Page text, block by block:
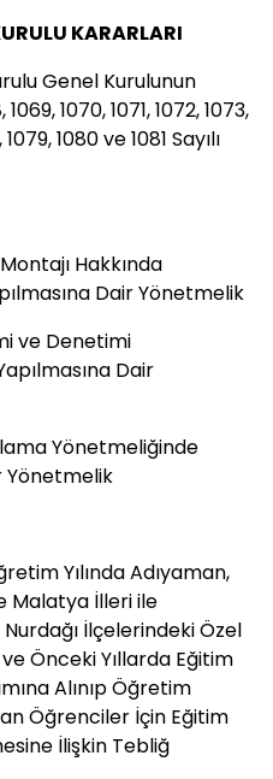
KARARLARI
Genel Kurulunun
1070, 1071, 1072, 1073,
1080 ve 1081 Sayılı
Hakkında
Dair Yönetmelik
ve Denetimi
Dair
Yönetmeliğinde
Yönetmelik
Yılında Adıyaman,
Malatya İlleri ile
İlçelerindeki Özel
Önceki Yıllarda Eğitim
Alınıp Öğretim
Öğrenciler İçin Eğitim
İlişkin Tebliğ